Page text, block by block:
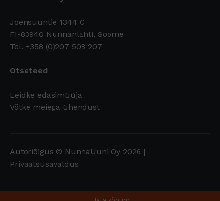
Joensuuntie 1344 C
FI-83940 Nunnanlahti, Soome
Tel. +358 (0)207 508 207
Otseteed
Leidke edasimüüja
Võtke meiega ühendust
Autoriõigus © NunnaUuni Oy 2026 |
Privaatsusavaldus